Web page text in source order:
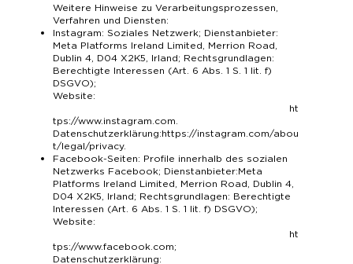
Weitere Hinweise zu Verarbeitungsprozessen,
Verfahren und Diensten:
Instagram: Soziales Netzwerk; Dienstanbieter:
Meta Platforms Ireland Limited, Merrion Road,
Dublin 4, D04 X2K5, Irland; Rechtsgrundlagen:
Berechtigte Interessen (Art. 6 Abs. 1 S. 1 lit. f)
DSGVO);
Website:
ht
tps://www.instagram.com
Datenschutzerklärung:https://instagram.com/abou
t/legal/privacy.
Facebook-Seiten: Profile innerhalb des sozialen
Netzwerks Facebook; Dienstanbieter:Meta
Platforms Ireland Limited, Merrion Road, Dublin 4,
D04 X2K5, Irland; Rechtsgrundlagen: Berechtigte
Interessen (Art. 6 Abs. 1 S. 1 lit. f) DSGVO);
Website:
ht
tps://www.facebook.com;
Datenschutzerklärung: